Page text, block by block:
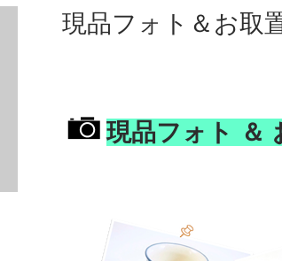
現品フォト＆お取
現品フォト ＆